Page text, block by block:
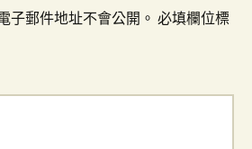
子郵件地址不會公開。 必填欄位標